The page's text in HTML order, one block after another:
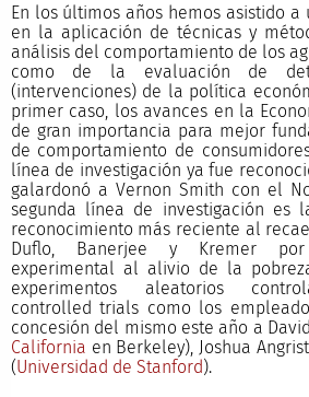
En los últimos años hemos asistido
en la aplicación de técnicas y
análisis del comportamiento de los
como de la evaluación de
(intervenciones) de la política
primer caso, los avances en la
de gran importancia para mejor
de comportamiento de
línea de investigación ya fue
galardonó a Vernon Smith con el
segunda línea de investigación es
reconocimiento más reciente al
Duflo, Banerjee y Kremer por
experimental al alivio de la
experimentos aleatorios
controlled trials como los
concesión del mismo este año a
California en Berkeley), Joshua
(Universidad de Stanford).